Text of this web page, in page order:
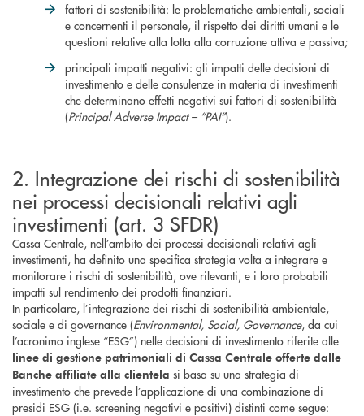
fattori di sostenibilità: le problematiche ambientali, sociali
e concernenti il personale, il rispetto dei diritti umani e le
questioni relative alla lotta alla corruzione attiva e passiva;
principali impatti negativi: gli impatti delle decisioni di
investimento e delle consulenze in materia di investimenti
che determinano effetti negativi sui fattori di sostenibilità
(Principal Adverse Impact – “PAI”).
2. Integrazione dei rischi di sostenibilità
nei processi decisionali relativi agli
investimenti (art. 3 SFDR)
Cassa Centrale, nell’ambito dei processi decisionali relativi agli
investimenti, ha definito una specifica strategia volta a integrare e
monitorare i rischi di sostenibilità, ove rilevanti, e i loro probabili
impatti sul rendimento dei prodotti finanziari.
In particolare, l’integrazione dei rischi di sostenibilità ambientale,
sociale e di governance (Environmental, Social, Governance, da cui
l’acronimo inglese “ESG”) nelle decisioni di investimento riferite alle
linee di gestione patrimoniali di Cassa Centrale offerte dalle
Banche affiliate alla clientela si basa su una strategia di
investimento che prevede l’applicazione di una combinazione di
presidi ESG (i.e. screening negativi e positivi) distinti come segue: